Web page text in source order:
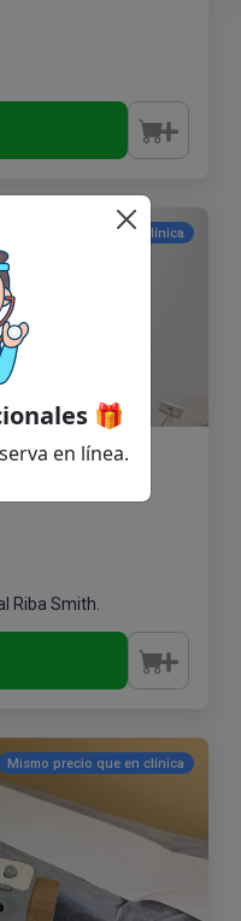
Mismo precio que en clínica
Riba Smith.
Mismo precio que en clínica
🎁
en línea.